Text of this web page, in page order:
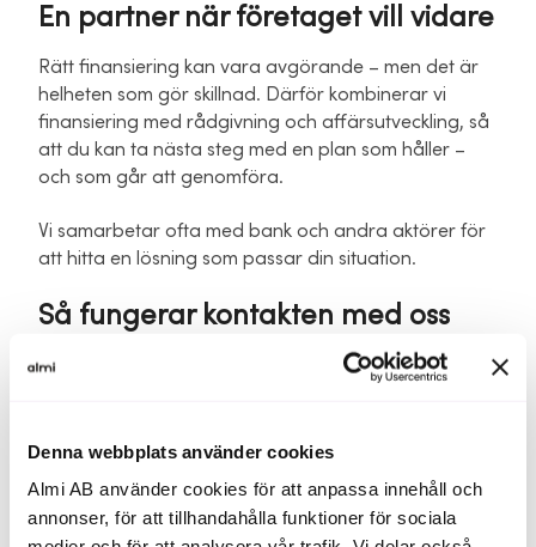
Denna webbplats använder cookies
Almi AB använder cookies för att anpassa innehåll och
annonser, för att tillhandahålla funktioner för sociala
En partner när företaget vill vidare
Rätt finansiering kan vara avgörande – men det är
helheten som gör skillnad. Därför kombinerar vi
finansiering med rådgivning och affärsutveckling, så
att du kan ta nästa steg med en plan som håller –
och som går att genomföra.
Vi samarbetar ofta med bank och andra aktörer för
att hitta en lösning som passar din situation.
Så fungerar kontakten med oss
Du fyller i formuläret
Vi tar kontakt
En rådgivare hör av sig för ett första samtal.
Vi ser på nästa steg tillsammans